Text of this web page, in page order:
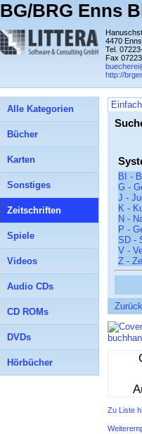
BG/BRG Enns
4470 Enns
Tel.
Fax
http://
BI -
G -
J -
K -
N -
P -
SD -
V -
Z -
Zu Liste
Alle Kategorien
Bücher
Karten
Sonstiges
Zeitschriften
Spiele
Videos
Audio CDs
CD ROMs
DVDs
Hörbücher